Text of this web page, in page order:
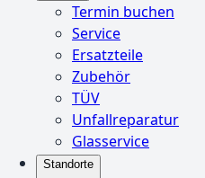
Termin buchen
Service
Ersatzteile
Zubehör
TÜV
Unfallreparatur
Glasservice
Standorte